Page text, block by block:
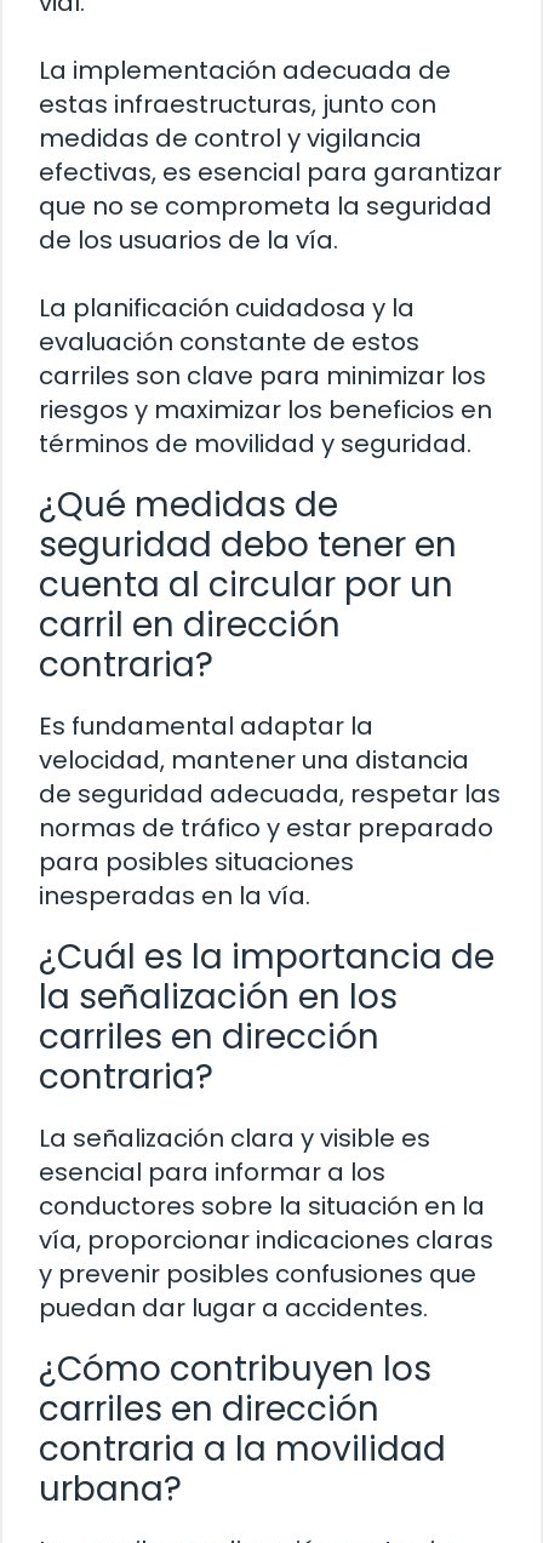
La implementación adecuada de
estas infraestructuras, junto con
medidas de control y vigilancia
efectivas, es esencial para garantizar
que no se comprometa la seguridad
de los usuarios de la vía.
La planificación cuidadosa y la
evaluación constante de estos
carriles son clave para minimizar los
riesgos y maximizar los beneficios en
términos de movilidad y seguridad.
¿Qué medidas de
seguridad debo tener en
cuenta al circular por un
carril en dirección
contraria?
Es fundamental adaptar la
velocidad, mantener una distancia
de seguridad adecuada, respetar las
normas de tráfico y estar preparado
para posibles situaciones
inesperadas en la vía.
¿Cuál es la importancia de
la señalización en los
carriles en dirección
contraria?
La señalización clara y visible es
esencial para informar a los
conductores sobre la situación en la
vía, proporcionar indicaciones claras
y prevenir posibles confusiones que
puedan dar lugar a accidentes.
¿Cómo contribuyen los
carriles en dirección
contraria a la movilidad
urbana?